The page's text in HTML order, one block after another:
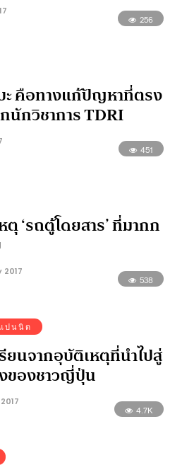
256
ะ คือทางแก้ปัญหาที่ตรง
นักวิชาการ TDRI
451
‘รถตู้โดยสาร’ ที่มากก
538
ปนนิด
ยนจากอุบัติเหตุที่นำไปสู่
ของชาวญี่ปุ่น
4.7K